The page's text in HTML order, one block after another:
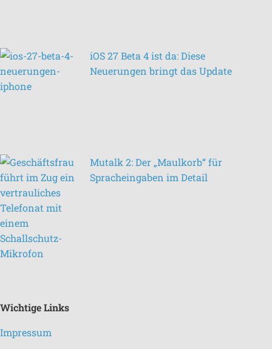
iOS 27 Beta 4 ist da: Diese
Neuerungen bringt das Update
Mutalk 2: Der „Maulkorb“ für
Spracheingaben im Detail
Wichtige Links
Impressum